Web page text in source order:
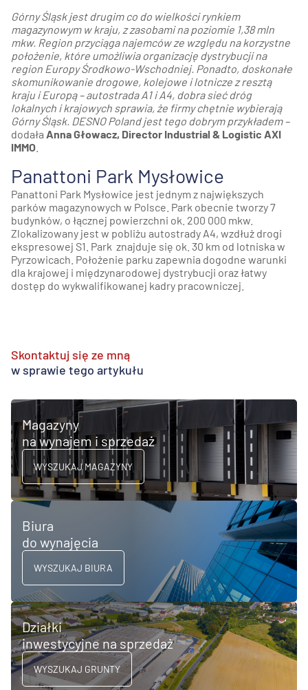
Górny Śląsk jest drugim co do wielkości rynkiem
magazynowym w kraju, z zasobami na poziomie 1,38 mln
mkw. Region przyciąga najemców ze względu na korzystne
położenie, które umożliwia organizację dystrybucji na
region Europy Środkowo-Wschodniej. Ponadto, doskonałe
skomunikowanie drogowe, kolejowe i lotnicze z resztą
kraju i Europą – autostrada A1 i A4, dobra sieć dróg
lokalnych i krajowych sprawia, że firmy chętnie wybierają
Górny Śląsk. DESNO Poland jest tego dobrym przykładem –
dodała Anna Głowacz, Director Industrial & Logistic AXI
IMMO
Panattoni Park Mysłowice
Panattoni Park Mysłowice jest jednym z największych
parków magazynowych w Polsce. Park obecnie tworzy 7
budynków, o łącznej powierzchni ok. 200 000 mkw.
Zlokalizowany jest w pobliżu autostrady A4, wzdłuż drogi
ekspresowej S1. Park znajduje się ok. 30 km od lotniska w
Pyrzowicach. Położenie parku zapewnia dogodne warunki
dla krajowej i międzynarodowej dystrybucji oraz łatwy
dostęp do wykwalifikowanej kadry pracowniczej.
Skontaktuj się ze mną
w sprawie tego artykułu
Magazyny
na wynajem i sprzedaż
WYSZUKAJ MAGAZYNY
Biura
do wynajęcia
WYSZUKAJ BIURA
Działki
inwestycyjne na sprzedaż
WYSZUKAJ GRUNTY